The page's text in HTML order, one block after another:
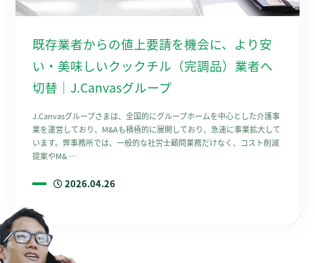
既存業者からの値上要請を機会に、より安
い・美味しいクックチル（完調品）業者へ
切替｜J.Canvasグループ
J.Canvasグループさまは、全国的にグループホームを中心とした介護事
業を運営しており、M&Aも積極的に展開しており、急速に事業拡大して
います。弊事務所では、一般的な社労士顧問業務だけなく、コスト削減
提案やM& …
2026.04.26